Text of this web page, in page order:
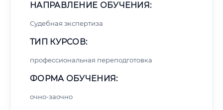
НАПРАВЛЕНИЕ ОБУЧЕНИЯ:
Судебная экспертиза
ТИП КУРСОВ:
профессиональная переподготовка
ФОРМА ОБУЧЕНИЯ:
очно-заочно